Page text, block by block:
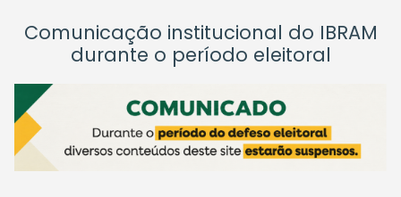
Comunicação institucional do IBRAM
durante o período eleitoral